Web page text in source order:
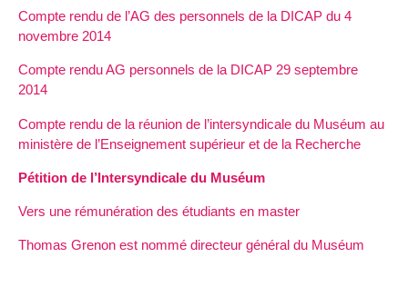
Compte rendu de l’AG des personnels de la DICAP du 4
novembre 2014
Compte rendu AG personnels de la DICAP 29 septembre
2014
Compte rendu de la réunion de l’intersyndicale du Muséum au
ministère de l’Enseignement supérieur et de la Recherche
Pétition de l’Intersyndicale du Muséum
Vers une rémunération des étudiants en master
Thomas Grenon est nommé directeur général du Muséum